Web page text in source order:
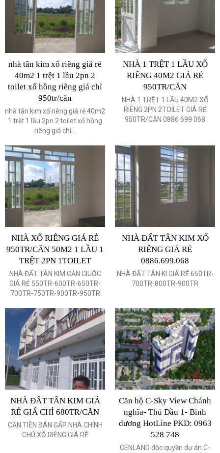
nhà tân kim xổ riêng giá rẻ
40m2 1 trệt 1 lầu 2pn 2
toilet xổ hồng riêng giá chỉ
950tr/căn
nhà tân kim xổ riêng giá rẻ 40m2
1 trệt 1 lầu 2pn 2 toilet xổ hồng
riêng giá chỉ...
NHÀ 1 TRỆT 1 LẦU XỔ
RIÊNG 40M2 GIÁ RẺ
950TR/CĂN
NHÀ 1 TRỆT 1 LẦU 40M2 XỔ
RIÊNG 2PN 2TOILET GIÁ RẺ
950TR/CĂN 0886 699 068
NHÀ XỔ RIÊNG GIÁ RẺ
950TR/CĂN 50M2 1 LẦU 1
TRỆT 2PN 1TOILET
NHÀ ĐẤT TÂN KIM CẦN GIUỘC
GIÁ RẺ 550TR-600TR-650TR-
700TR-750TR-900TR-950TR
NHÀ ĐẤT TÂN KIM XỔ
RIÊNG GIÁ RẺ
0886.699.068
NHÀ ĐẤT TÂN KI GIÁ RẺ 650TR-
700TR-800TR-900TR
NHÀ ĐÂT TÂN KIM GIÁ
RẺ GIÁ CHỈ 680TR/CĂN
CẦN TIỀN BÁN GẤP NHÀ CHÍNH
CHỦ XỔ RIÊNG GIÁ RẺ
Căn hộ C-Sky View Chánh
nghĩa- Thủ Dầu 1- Bình
dương HotLine PKD: 0963
528 748
CENLAND độc quyền dự án C-